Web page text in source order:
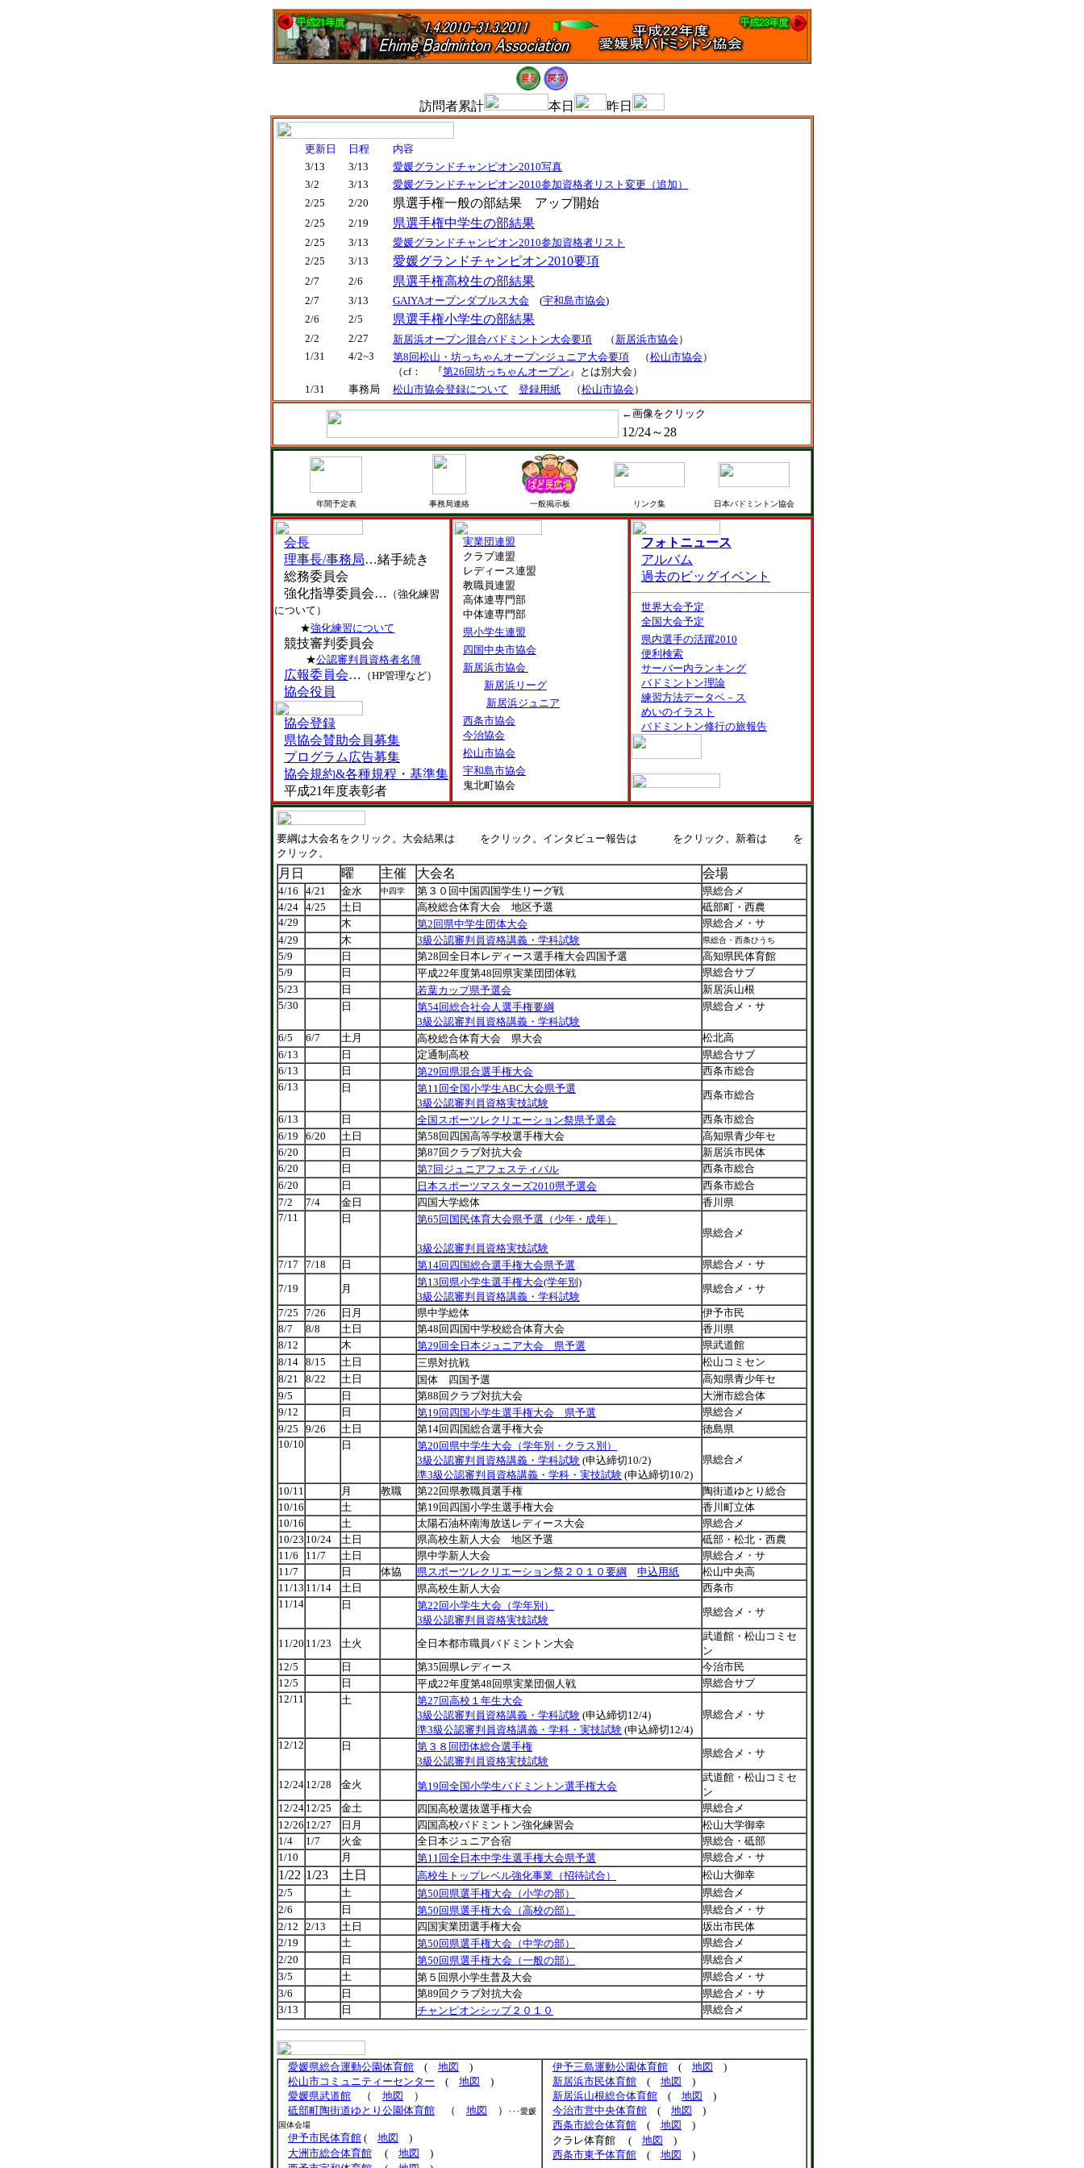
訪問者累計 本日 昨日
更新日 日程
内容
3/13
3/13
愛媛グランドチャンピオン2010写真
3/2
3/13
愛媛グランドチャンピオン2010参加資格者リスト変更（追加）
2/25
2/20 県選手権一般の部結果 アップ開始
2/25 2/19 県選手権中学生の部結果
2/25 3/13
愛媛グランドチャンピオン2010参加資格者リスト
2/25
3/13 愛媛グランドチャンピオン2010要項
2/7 2/6 県選手権高校生の部結果
2/7 3/13 GAIYAオープンダブルス大会 (宇和島市協会)
2/6
2/5 県選手権小学生の部結果
2/2 2/27 新居浜オープン混合バドミントン大会要項 （ 新居浜市協会）
1/31
4/2~3 第8回松山・坊っちゃんオープンジュニア大会要項 （松山市協会）
（cf： 『第26回坊っちゃんオープン』とは別大会）
1/31
事務局 松山市協会登録について 登録用紙 （松山市協会）
←画像をクリック
12/24～28
年間予定表 事務局連絡 一般掲示板 リンク集 日本バドミントン協会
会長
理事長/事務局…緒手続き
総務委員会
強化指導委員会… （強化練習
について）
★強化練習について
競技審判委員会
★公認審判員資格者名簿
広報委員会… （HP管理など）
協会役員
協会登録
県協会賛助会員募集
プログラム広告募集
協会規約&各種規程・基準集
平成21年度表彰者
実業団連盟
クラブ連盟
レディース連盟
教職員連盟
高体連専門部
中体連専門部
県小学生連盟
四国中央市協会
新居浜市協会
新居浜リーグ
新居浜ジュニア
西条市協会
今治協会
松山市協会
宇和島市協会
鬼北町協会
フォトニュース
アルバム
過去のビッグイベント
世界大会予定
全国大会予定
県内選手の活躍2010
便利検索
サーバー内ランキング
バドミントン理論
練習方法データベ－ス
めいのイラスト
バドミントン修行の旅報告
要綱は大会名をクリック。大会結果は をクリック。インタビュー報告は をクリック。新着は
を
クリック。
月日 曜 主催 大会名 会場
4/16 4/21 金水 中四学 第３０回中国四国学生リーグ戦
県総合メ
4/24 4/25 土日 高校総合体育大会 地区予選
砥部町・西農
4/29
木 第2回県中学生団体大会
県総合メ・サ
4/29
木 3級公認審判員資格講義・学科試験 県総合・西条ひうち
5/9 日 第28回全日本レディース選手権大会四国予選
高知県民体育館
5/9
日 平成22年度第48回県実業団団体戦
県総合サブ
5/23
日 若葉カップ県予選会
新居浜山根
5/30
日
第54回総合社会人選手権要綱
3級公認審判員資格講義・学科試験
県総合メ・サ
6/5 6/7 土月 高校総合体育大会 県大会
松北高
6/13
日 定通制高校
県総合サブ
6/13
日 第29回県混合選手権大会
西条市総合
6/13
日
第11回全国小学生ABC大会県予選
3級公認審判員資格実技試験
西条市総合
6/13
日 全国スポーツレクリエーション祭県予選会
西条市総合
6/19
6/20 土日 第58回四国高等学校選手権大会
高知県青少年セ
6/20
日 第87回クラブ対抗大会
新居浜市民体
6/20
日 第7回ジュニアフェスティバル
西条市総合
6/20
日 日本スポーツマスターズ2010県予選会
西条市総合
7/2
7/4 金日 四国大学総体
香川県
7/11
日 第65回国民体育大会県予選（少年・成年）
3級公認審判員資格実技試験
県総合メ
7/17 7/18 日 第14回四国総合選手権大会県予選
県総合メ・サ
7/19
月
第13回県小学生選手権大会(学年別)
3級公認審判員資格講義・学科試験
県総合メ・サ
7/25
7/26 日月 県中学総体
伊予市民
8/7
8/8 土日 第48回四国中学校総合体育大会
香川県
8/12
木 第29回全日本ジュニア大会 県予選
県武道館
8/14 8/15 土日 三県対抗戦
松山コミセン
8/21
8/22 土日 国体 四国予選
高知県青少年セ
9/5
日 第88回クラブ対抗大会
大洲市総合体
9/12
日 第19回四国小学生選手権大会 県予選
県総合メ
9/25
9/26 土日 第14回四国総合選手権大会
徳島県
10/10
日
第20回県中学生大会（学年別・クラス別）
3級公認審判員資格講義・学科試験 (申込締切10/2)
準3級公認審判員資格講義・学科・実技試験 (申込締切10/2)
県総合メ
10/11 月 教職 第22回県教職員選手権
陶街道ゆとり総合
10/16
土 第19回四国小学生選手権大会
香川町立体
10/16
土 太陽石油杯南海放送レディース大会
県総合メ
10/23 10/24 土日 県高校生新人大会 地区予選
砥部・松北・西農
11/6
11/7 土日 県中学新人大会
県総合メ・サ
11/7
日 体協 県スポーツレクリエーション祭２０１０要綱 申込用紙
松山中央高
11/13 11/14 土日 県高校生新人大会
西条市
11/14
日
第22回小学生大会（学年別）
3級公認審判員資格実技試験
県総合メ・サ
11/20 11/23 土火 全日本都市職員バドミントン大会
武道館・松山コミセ
ン
12/5
日 第35回県レディース
今治市民
12/5
日 平成22年度第48回県実業団個人戦
県総合サブ
12/11
土
第27回高校１年生大会
3級公認審判員資格講義・学科試験 (申込締切12/4)
準3級公認審判員資格講義・学科・実技試験 (申込締切12/4)
県総合メ・サ
12/12 日
第３８回団体総合選手権
3級公認審判員資格実技試験
県総合メ・サ
12/24 12/28 金火 第19回全国小学生バドミントン選手権大会
武道館・松山コミセ
ン
12/24 12/25 金土 四国高校選抜選手権大会
県総合メ
12/26 12/27 日月 四国高校バドミントン強化練習会
松山大学御幸
1/4
1/7 火金 全日本ジュニア合宿
県総合・砥部
1/10
月 第11回全日本中学生選手権大会県予選 県総合メ・サ
1/22 1/23 土日 高校生トップレベル強化事業（招待試合）
松山大御幸
2/5
土 第50回県選手権大会（小学の部）
県総合メ
2/6
日 第50回県選手権大会（高校の部）
県総合メ・サ
2/12
2/13 土日 四国実業団選手権大会
坂出市民体
2/19
土 第50回県選手権大会（中学の部）
県総合メ
2/20
日 第50回県選手権大会（一般の部）
県総合メ
3/5
土 第５回県小学生普及大会
県総合メ・サ
3/6
日 第89回クラブ対抗大会
県総合メ・サ
3/13
日 チャンピオンシップ２０１０ 県総合メ
愛媛県総合運動公園体育館 ( 地図
)
松山市コミュニティーセンター ( 地図
)
愛媛県武道館 （ 地図
）
砥部町陶街道ゆとり公園体育館 （ 地図 ）
･･･愛媛
国体会場
伊予市民体育館 ( 地図
)
大洲市総合体育館
( 地図
)
伊予三島運動公園体育館 ( 地図
)
新居浜市民体育館 ( 地図
)
新居浜山根総合体育館 ( 地図
)
今治市営中央体育館 ( 地図
)
西条市総合体育館 ( 地図
)
クラレ体育館
( 地図
)
西条市東予体育館 ( 地図 )